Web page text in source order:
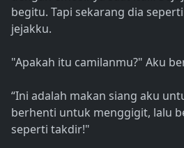
begitu. Tapi sekarang dia
jejakku.
"Apakah itu camilanmu?" Aku
“Ini adalah makan siang aku
berhenti untuk menggigit, lalu
seperti takdir!"